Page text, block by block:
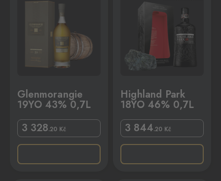
Glenmorangie
19YO 43% 0,7L
3 328.20 Kč
Highland Park
18YO 46% 0,7L
3 844.20 Kč